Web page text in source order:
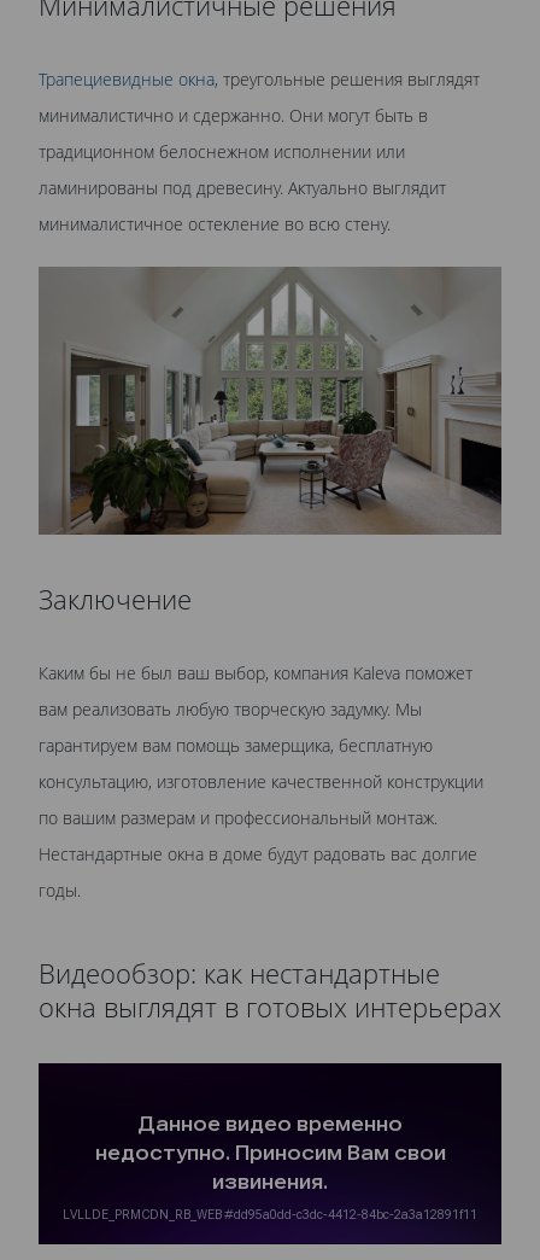
Трапециевидные окна, треугольные решения выглядят
минималистично и сдержанно. Они могут быть в
традиционном белоснежном исполнении или
ламинированы под древесину. Актуально выглядит
минималистичное остекление во всю стену.
Заключение
Каким бы не был ваш выбор, компания Kaleva поможет
вам реализовать любую творческую задумку. Мы
гарантируем вам помощь замерщика, бесплатную
консультацию, изготовление качественной конструкции
по вашим размерам и профессиональный монтаж.
Нестандартные окна в доме будут радовать вас долгие
годы.
Видеообзор: как нестандартные
окна выглядят в готовых интерьерах